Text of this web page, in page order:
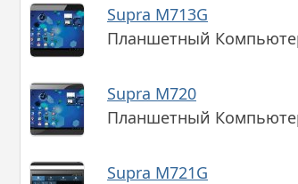
Supra M713G
Планшетный
Supra M720
Планшетный
Supra M721G